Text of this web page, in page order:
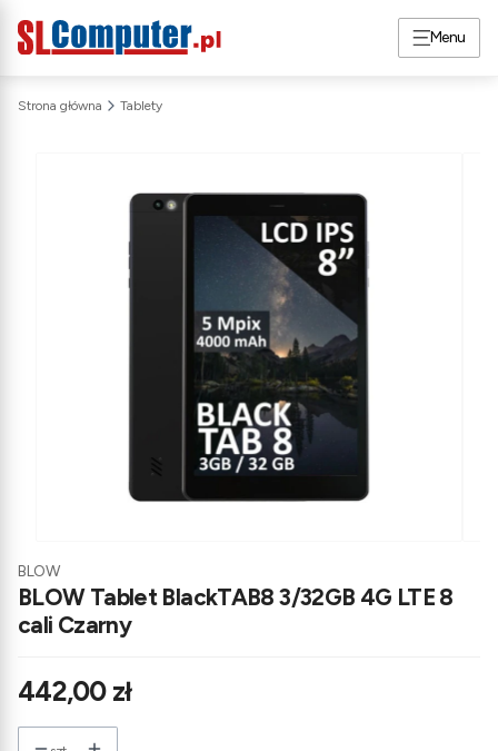
Menu
Strona główna Tablety
BLOW
BLOW Tablet BlackTAB8 3/32GB 4G LTE 8
cali Czarny
Cena
442,00 zł